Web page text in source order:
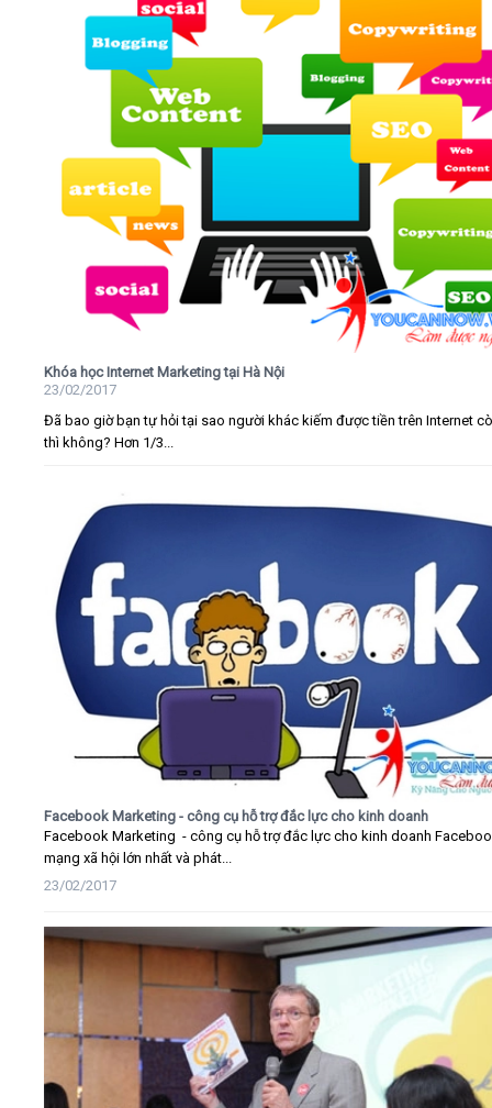
Khóa học Internet Marketing tại Hà Nội
23/02/2017
Đã bao giờ bạn tự hỏi tại sao người khác kiếm được tiền trên Internet
thì không? Hơn 1/3...
Facebook Marketing - công cụ hỗ trợ đắc lực cho kinh doanh
Facebook Marketing - công cụ hỗ trợ đắc lực cho kinh doanh
mạng xã hội lớn nhất và phát...
23/02/2017